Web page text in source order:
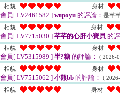
相貌 身材
會員[ LV2461582 ] wupoyu 的評論： 是芊
相貌 身材
會員[ LV7715030 ] 芊芊的心肝小寶貝 的
相貌 身材
會員[ LV5315989 ] 半?糖 的評論： ( 2026-
相貌 身材
會員[ LV7515062 ] 小熊bb 的評論： (
相貌 身材